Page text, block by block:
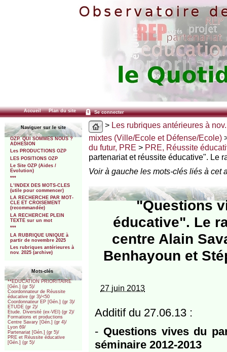
Accueil Plan du site Se connecter
Naviguer sur le site
OZP. QUI SOMMES NOUS ?
ADHESION
Les PRODUCTIONS OZP
LES POSITIONS OZP
Le Site OZP (Aides /
Evolution)
***
L’INDEX DES MOTS-CLES
(utile pour commencer)
LA RECHERCHE PAR MOT-
CLE ET CROISEMENT
(recommandée)
LA RECHERCHE PLEIN
TEXTE sur un mot
***
LA RUBRIQUE UNIQUE à
partir de novembre 2025
Les rubriques antérieures à
nov. 2025 (archive)
Mots-clés
**EDUCATION PRIORITAIRE
[Gén.] (gr 5)/
Coordonnateur de Réussite
éducative (gr 3)/<50
Coordonnateur EP [Gén.] (gr 3)/
ETUDE (gr 2)/
Etude. Diversité (ex-VEI) (gr 2)/
Formations et productions
Centre Savary [Gén.] (gr 4)/
Lyon 69/
Partenariat [Gén.] (gr 5)/
PRE et Réussite éducative
[Gén.] (gr 5)/
> Les rubriques antérieures à
mixtes (Ville/Ecole et Défense/Ecole)
du futur, PRE > PRE, Réussite
partenariat et réussite éducative". Le
Voir à gauche les mots-clés liés à cet
"Questions
éducative". Le
centre Alain
Benhayoun et
27 juin 2013
Additif du 27.06.13 :
- Questions vives du
séminaire 2012-2013